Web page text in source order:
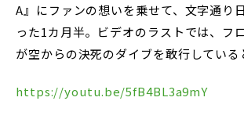
A』にファンの想いを乗せて、文字通り
った1カ月半。ビデオのラストでは、フ
が空からの決死のダイブを敢行している
https://youtu.be/5fB4BL3a9mY